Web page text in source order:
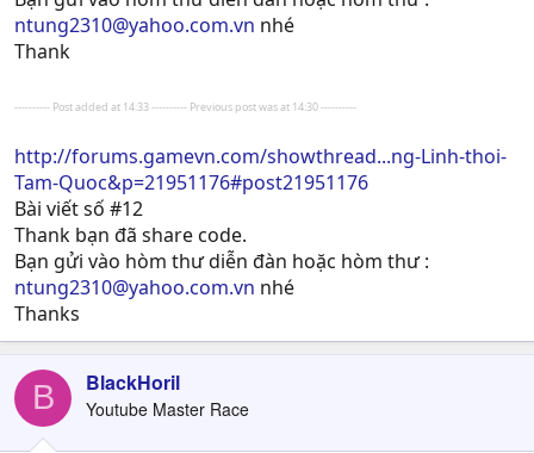
ntung2310@yahoo.com.vn nhé
Thank
---------- Post added at 14:33 ---------- Previous post was at 14:30 ----------
http://forums.gamevn.com/showthread...ng-Linh-thoi-
Tam-Quoc&p=21951176#post21951176
Bài viết số #12
Thank bạn đã share code.
Bạn gửi vào hòm thư diễn đàn hoặc hòm thư :
ntung2310@yahoo.com.vn nhé
Thanks
B BlackHoril
Youtube Master Race